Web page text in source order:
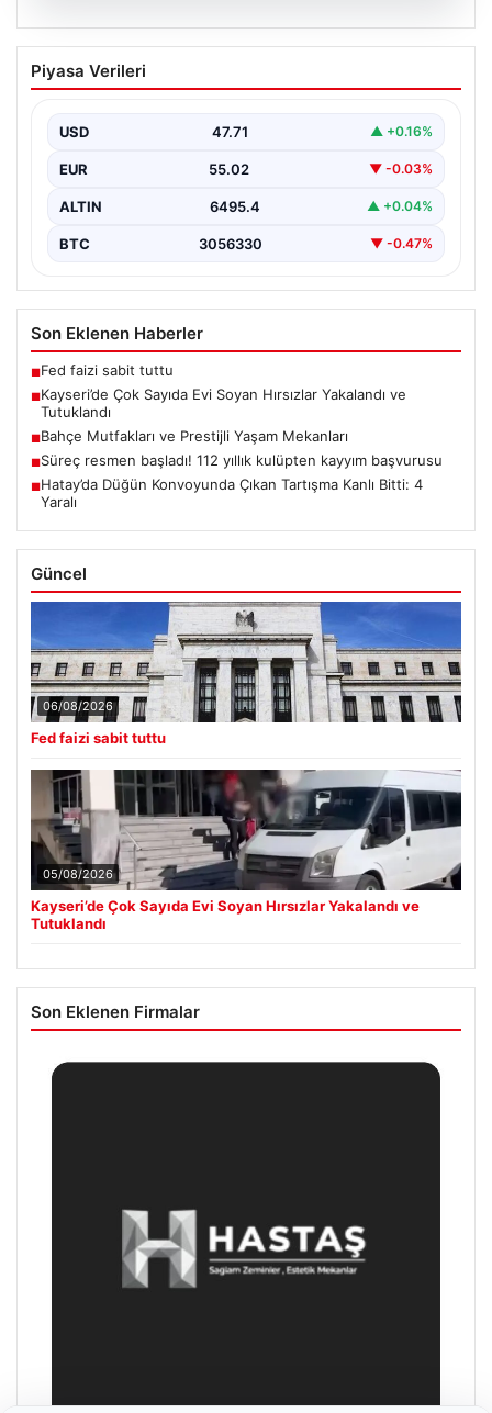
Kayseri’de Çok Sayıda Evi Soyan
Hırsızlar Yakalandı ve Tutuklandı
şehir genelinde gerçekleştirilen geniş çaplı
operasyonlar neticesinde toplamda…
Piyasa Verileri
USD 47.71 ▲ +0.16%
EUR 55.02 ▼ -0.03%
ALTIN 6495.4 ▲ +0.04%
BTC 3056330 ▼ -0.47%
Son Eklenen Haberler
■Fed faizi sabit tuttu
■Kayseri’de Çok Sayıda Evi Soyan Hırsızlar Yakalandı ve
Tutuklandı
■Bahçe Mutfakları ve Prestijli Yaşam Mekanları
■Süreç resmen başladı! 112 yıllık kulüpten kayyım başvurusu
■Hatay’da Düğün Konvoyunda Çıkan Tartışma Kanlı Bitti: 4
Yaralı
Güncel
06/08/2026
Fed faizi sabit tuttu
05/08/2026
Kayseri’de Çok Sayıda Evi Soyan Hırsızlar Yakalandı ve
Tutuklandı
Son Eklenen Firmalar